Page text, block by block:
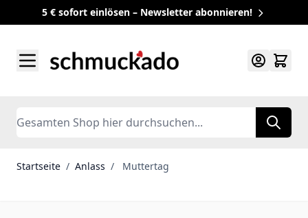
5 € sofort einlösen – Newsletter abonnieren!
Search
Startseite / Anlass / Muttertag